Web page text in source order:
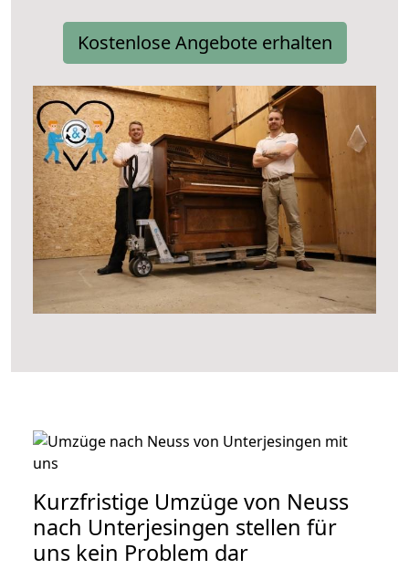
Kostenlose Angebote erhalten
Kurzfristige Umzüge von Neuss
nach Unterjesingen stellen für
uns kein Problem dar